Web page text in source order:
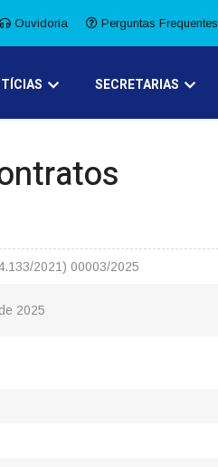
Ouvidoria Perguntas Frequentes
SECRETARIAS
2021) 00003/2025
2025